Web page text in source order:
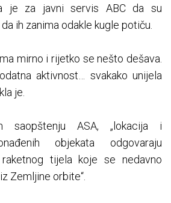
je za javni servis ABC da su
ih zanima odakle kugle potiču.
mirno i rijetko se nešto dešava.
aktivnost… svakako unijela
je.
saopštenju ASA, „lokacija i
objekata odgovaraju
tijela koje se nedavno
Zemljine orbite“.